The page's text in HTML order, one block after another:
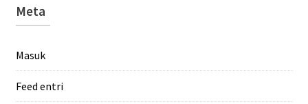
Meta
Masuk
Feed entri